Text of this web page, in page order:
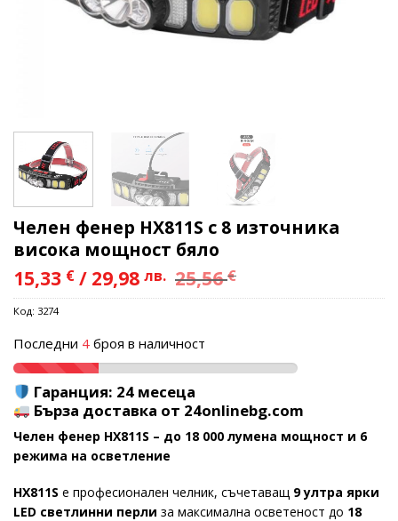
Челен фенер HX811S с 8 източника
висока мощност бяло
15,33 € / 29,98 лв. 25,56€
Код: 3274
Последни 4 броя в наличност
Гаранция: 24 месеца
Бърза доставка от 24onlinebg.com
Челен фенер HX811S – до 18 000 лумена мощност и 6
режима на осветление
HX811S е професионален челник, съчетаващ 9 ултра ярки
LED светлинни перли за максимална осветеност до 18